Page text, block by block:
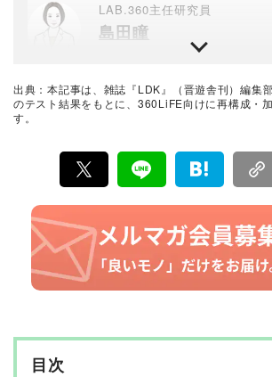
LAB.360主任研究員
島田瞳
晋遊舎のテスト専門機関「LAB.360
キンケア・メイクアップ化粧品、
の試験に約15年携わり、ヒト肌に
う。メーカーや出版社からの依頼試
評価を心がけている。
LDK編集長
雑誌『LDK』を統括する自称テスト
ジャンルは収納や日用品、文房具・
ップ巡りも日課。1993年生まれ。
後、雑誌『MONOQLO』を経て、
長に就任。市場調査を元に特集のテ
LDK編集部
『LDK』は2012年の創刊以来、晋遊
びある、ホンネ」を胸に、消費者目
トを貫いてきた、女性誌とWEBメデ
発行の雑誌とWebサイトで、掃除用
選してあなたにお届け。編集長・
出典：本記事は、雑誌『LDK』（晋遊舎刊）編集
のテスト結果をもとに、360LiFE向けに再構成・
す。
目次